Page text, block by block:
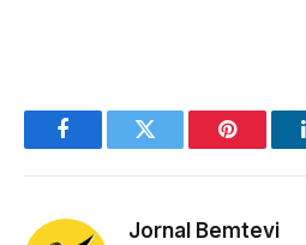
FacebookTwitter Pinterest
Jornal Bemtevi